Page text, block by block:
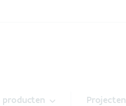
producten Projecten